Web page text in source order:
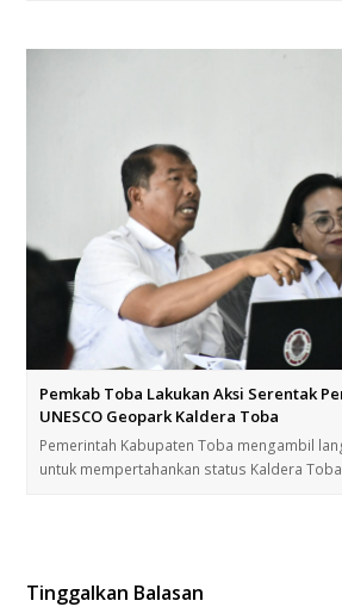
Pemkab Toba Lakukan Aksi Serentak
UNESCO Geopark Kaldera Toba
Pemerintah Kabupaten Toba mengambil
untuk mempertahankan status Kaldera
Tinggalkan Balasan